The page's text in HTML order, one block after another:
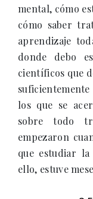
mental, cómo
cómo saber
aprendizaje
donde debo
científicos que
los que se
sobre todo
empezaron
que estudiar
ello, estuve